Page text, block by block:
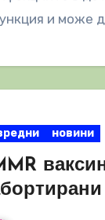
и може
новини